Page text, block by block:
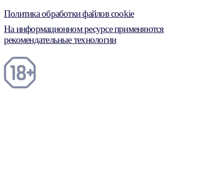
Политика обработки файлов cookie
На информационном ресурсе применяются
рекомендательные технологии